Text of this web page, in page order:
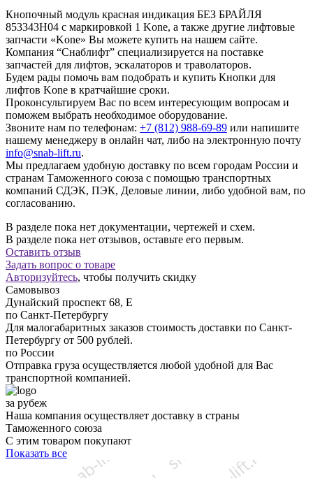
Кнопочный модуль красная индикация БЕЗ БРАЙЛЯ
853343H04 с маркировкой 1 Kone, а также другие лифтовые
запчасти «Kone» Вы можете купить на нашем сайте.
Компания “Снаблифт” специализируется на поставке
запчастей для лифтов, эскалаторов и траволаторов.
Будем рады помочь вам подобрать и купить Кнопки для
лифтов Kone в кратчайшие сроки.
Проконсультируем Вас по всем интересующим вопросам и
поможем выбрать необходимое оборудование.
Звоните нам по телефонам: +7 (812) 988-69-89 или напишите
нашему менеджеру в онлайн чат, либо на электронную почту
info@snab-lift.ru.
Мы предлагаем удобную доставку по всем городам России и
странам Таможенного союза с помощью транспортных
компаний СДЭК, ПЭК, Деловые линии, либо удобной вам, по
согласованию.
В разделе пока нет документации, чертежей и схем.
В разделе пока нет отзывов, оставьте его первым.
Оставить отзыв
Задать вопрос о товаре
Авторизуйтесь, чтобы получить скидку
Самовывоз
Дунайский проспект 68, Е
по Санкт-Петербургу
Для малогабаритных заказов стоимость доставки по Санкт-
Петербургу от 500 рублей.
по России
Отправка груза осуществляется любой удобной для Вас
транспортной компанией.
за рубеж
Наша компания осуществляет доставку в страны
Таможенного союза
С этим товаром покупают
Показать все